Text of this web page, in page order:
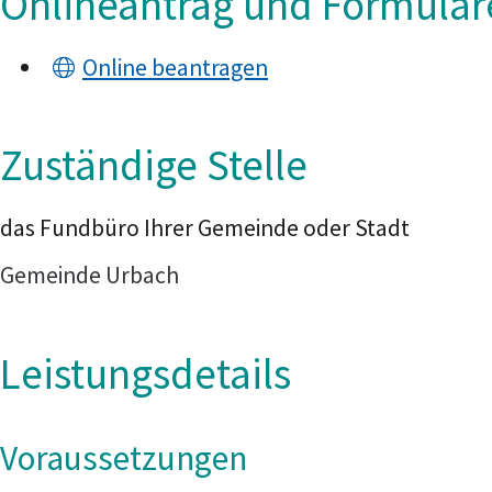
Online beantragen
Zuständige Stelle
das Fundbüro Ihrer Gemeinde oder Stadt
Gemeinde Urbach
Leistungsdetails
Voraussetzungen